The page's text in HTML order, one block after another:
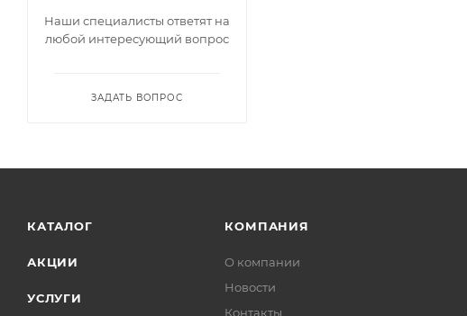
Наши специалисты ответят на
любой интересующий вопрос
ЗАДАТЬ ВОПРОС
КАТАЛОГ
АКЦИИ
УСЛУГИ
КОМПАНИЯ
О компании
Новости
Контакты